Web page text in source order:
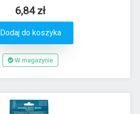
6,84 zł
Dodaj do koszyka
W magazynie